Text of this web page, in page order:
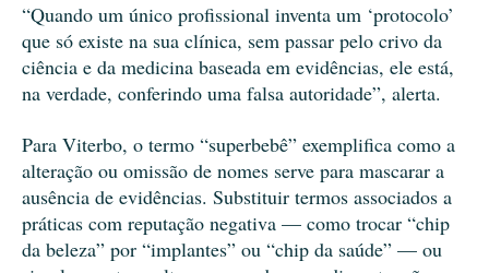
“Quando um único profissional inventa um ‘protocolo’
que só existe na sua clínica, sem passar pelo crivo da
ciência e da medicina baseada em evidências, ele está,
na verdade, conferindo uma falsa autoridade”, alerta.
Para Viterbo, o termo “superbebê” exemplifica como a
alteração ou omissão de nomes serve para mascarar a
ausência de evidências. Substituir termos associados a
práticas com reputação negativa — como trocar “chip
da beleza” por “implantes” ou “chip da saúde” — ou